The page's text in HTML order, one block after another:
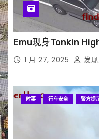
Emu现身Tonkin
1 月 27, 2025 发
时事 行车安全 警方提